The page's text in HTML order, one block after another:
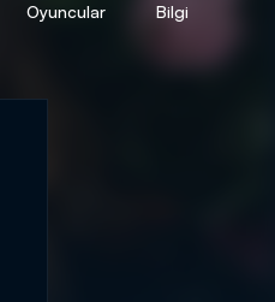
Oyuncular Bilgi